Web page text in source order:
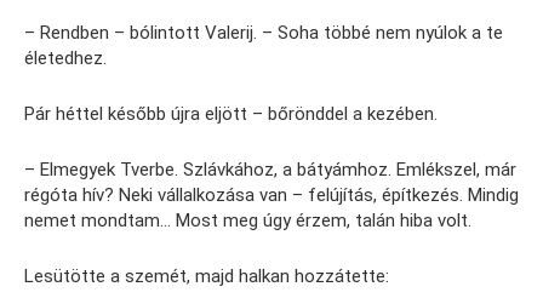
– Rendben – bólintott Valerij. – Soha többé nem nyúlok a te
életedhez.
Pár héttel később újra eljött – bőrönddel a kezében.
– Elmegyek Tverbe. Szlávkához, a bátyámhoz. Emlékszel, már
régóta hív? Neki vállalkozása van – felújítás, építkezés. Mindig
nemet mondtam… Most meg úgy érzem, talán hiba volt.
Lesütötte a szemét, majd halkan hozzátette: